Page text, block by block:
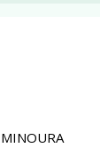
MINOURA